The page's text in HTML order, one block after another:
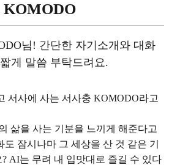
KOMODO
님! 간단한 자기소개와 대화
게 말씀 부탁드려요.
서사에 사는 서사충 KOMODO라고
삶을 사는 기분을 느끼게 해준다고
잠시나마 그 세상을 산 것 같은 기
AI는 무려 내 입맛대로 즐길 수 있다